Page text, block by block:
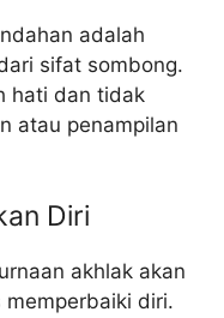
adalah
sifat sombong.
hati dan tidak
atau penampilan
Diri
akhlak akan
diri.